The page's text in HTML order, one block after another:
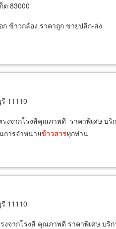
ต 83000
ข้าวกล้อง ราคาถูก ขายปลีก-ส่ง
11110
งจากโรงสีคุณภาพดี ราคาพิเศษ บริ
การจำหน่ายข้าวสารทุกท่าน
11110
จากโรงสี คุณภาพดี ราคาพิเศษ บริ